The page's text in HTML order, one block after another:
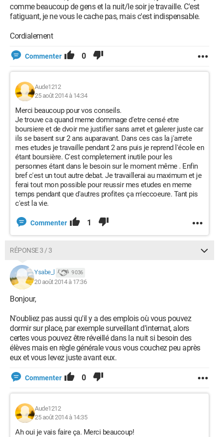
comme beaucoup de gens et la nuit/le soir je travaille. C'est
fatiguant, je ne vous le cache pas, mais c'est indispensable.
Cordialement
Commenter 0
Aude1212
25 août 2014 à 14:34
Merci beaucoup pour vos conseils.
Je trouve ca quand meme dommage d'etre censé etre
boursiere et de dvoir me justifier sans arret et galerer juste car
ils se basent sur 2 ans auparavant. Dans ces cas la j'arrete
mes etudes je travaille pendant 2 ans puis je reprend l'école en
étant boursière. C'est completement inutile pour les
personnes étant dans le besoin sur le moment même . Enfin
bref c'est un tout autre debat. Je travaillerai au maximum et je
ferai tout mon possible pour reussir mes etudes en meme
temps pendant que d'autres profites ça m'eccoeure. Tant pis
c'est la vie.
Commenter 1
RÉPONSE 3 / 3
Ysabe_l 9 036
20 août 2014 à 17:36
Bonjour,
N'oubliez pas aussi qu'il y a des emplois où vous pouvez
dormir sur place, par exemple surveillant d'internat, alors
certes vous pouvez être réveillé dans la nuit si besoin des
élèves mais en règle générale vous vous couchez peu après
eux et vous levez juste avant eux.
Commenter 0
Aude1212
25 août 2014 à 14:35
Ah oui je vais faire ça. Merci beaucoup!